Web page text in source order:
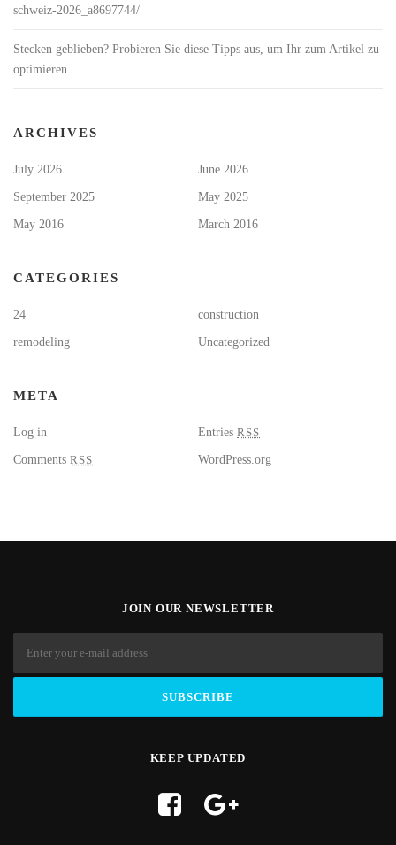
schweiz-2026_a8697744/
Stecken geblieben? Probieren Sie diese Tipps aus, um Ihr zum Artikel zu
optimieren
ARCHIVES
July 2026 June 2026
September 2025 May 2025
May 2016 March 2016
CATEGORIES
24 construction
remodeling Uncategorized
META
Log in Entries RSS
Comments RSS WordPress.org
JOIN OUR NEWSLETTER
KEEP UPDATED